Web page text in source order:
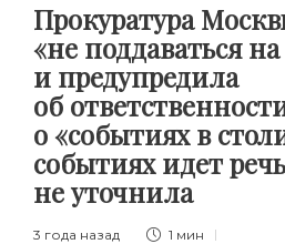
Прокуратура
«не поддаваться
и предупредила
об
о «событиях в
событиях идет
не уточнила
3 года назад 1 мин